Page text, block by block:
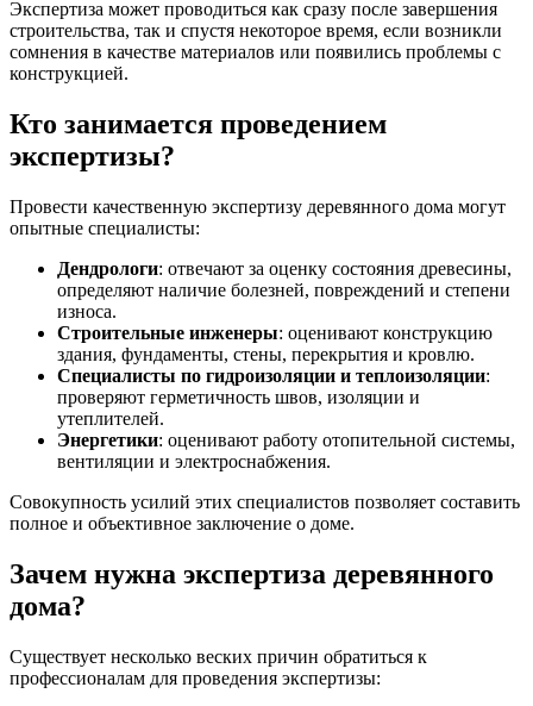
Экспертиза может проводиться как сразу после завершения
строительства, так и спустя некоторое время, если возникли
сомнения в качестве материалов или появились проблемы с
конструкцией.
Кто занимается проведением
экспертизы?
Провести качественную экспертизу деревянного дома могут
опытные специалисты:
Дендрологи: отвечают за оценку состояния древесины,
определяют наличие болезней, повреждений и степени
износа.
Строительные инженеры: оценивают конструкцию
здания, фундаменты, стены, перекрытия и кровлю.
Специалисты по гидроизоляции и теплоизоляции:
проверяют герметичность швов, изоляции и
утеплителей.
Энергетики: оценивают работу отопительной системы,
вентиляции и электроснабжения.
Совокупность усилий этих специалистов позволяет составить
полное и объективное заключение о доме.
Зачем нужна экспертиза деревянного
дома?
Существует несколько веских причин обратиться к
профессионалам для проведения экспертизы: